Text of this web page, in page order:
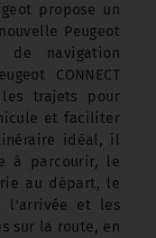
propose un
Peugeot
de navigation
CONNECT
les trajets pour
et faciliter
idéal, il
à parcourir, le
au départ, le
l'arrivée et les
sur la route, en